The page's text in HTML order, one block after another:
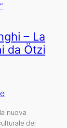
– La
da Ötzi
nuova
dei